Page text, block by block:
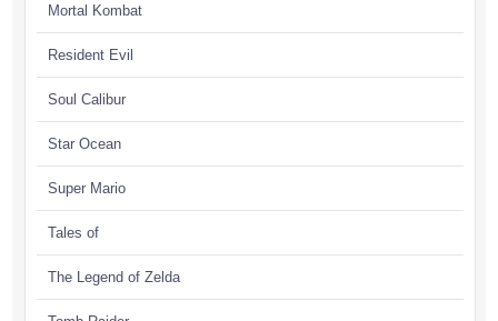
Mortal Kombat
Resident Evil
Soul Calibur
Star Ocean
Super Mario
Tales of
The Legend of Zelda